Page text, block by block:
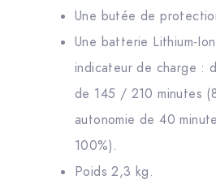
Une butée de
Une batterie Lithium-
indicateur de charge :
de 145 / 210 minutes
autonomie de 40
100%).
Poids 2,3 kg.